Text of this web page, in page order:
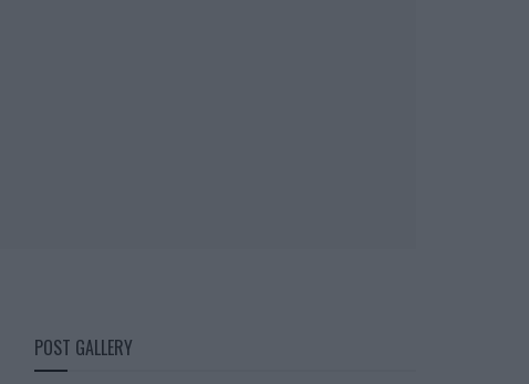
POST GALLERYBLACK STREET